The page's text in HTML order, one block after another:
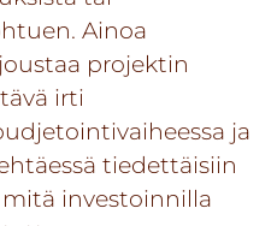
Ainoa
projektin
irti
ja
tiedettäisiin
investoinnilla